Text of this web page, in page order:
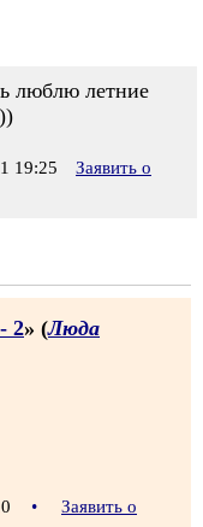
люблю летние
19:25
Заявить о
2» (Люда
•
Заявить о